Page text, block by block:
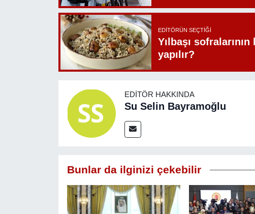
EDITÖRÜN SEÇTIĞI
Yılbaşı
yapılır?
EDITÖR HAKKINDA
Su Selin Bayramoğlu
Bunlar da ilginizi çekebilir